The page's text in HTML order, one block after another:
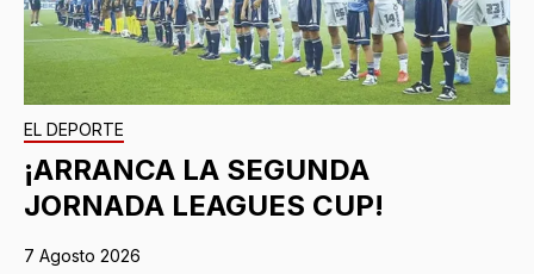
EL DEPORTE
¡ARRANCA LA SEGUNDA
JORNADA LEAGUES CUP!
7 Agosto 2026